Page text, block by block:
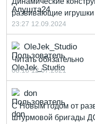
развивающие игрушки
23:27 12.09.2024
OleJek_Studio
Читать обязательно
08:18 12.07.2021
don
С Новым годом от
штурмовой бригады